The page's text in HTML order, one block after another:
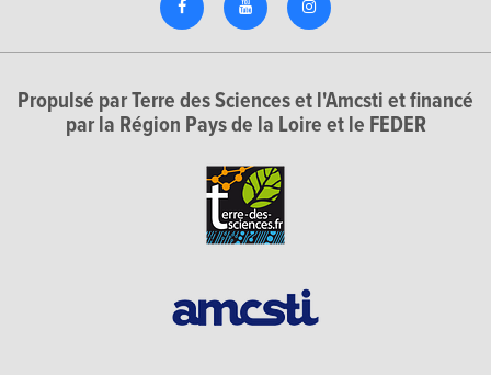
Propulsé par Terre des Sciences et l'Amcsti et financé
par la Région Pays de la Loire et le FEDER